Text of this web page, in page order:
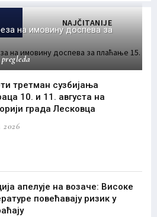
NAJČITANIJE
на имовину доспева за
третман сузбијања
10. и 11. августа на
града Лесковца
2026
апелује на возаче: Високе
повећавају ризик у